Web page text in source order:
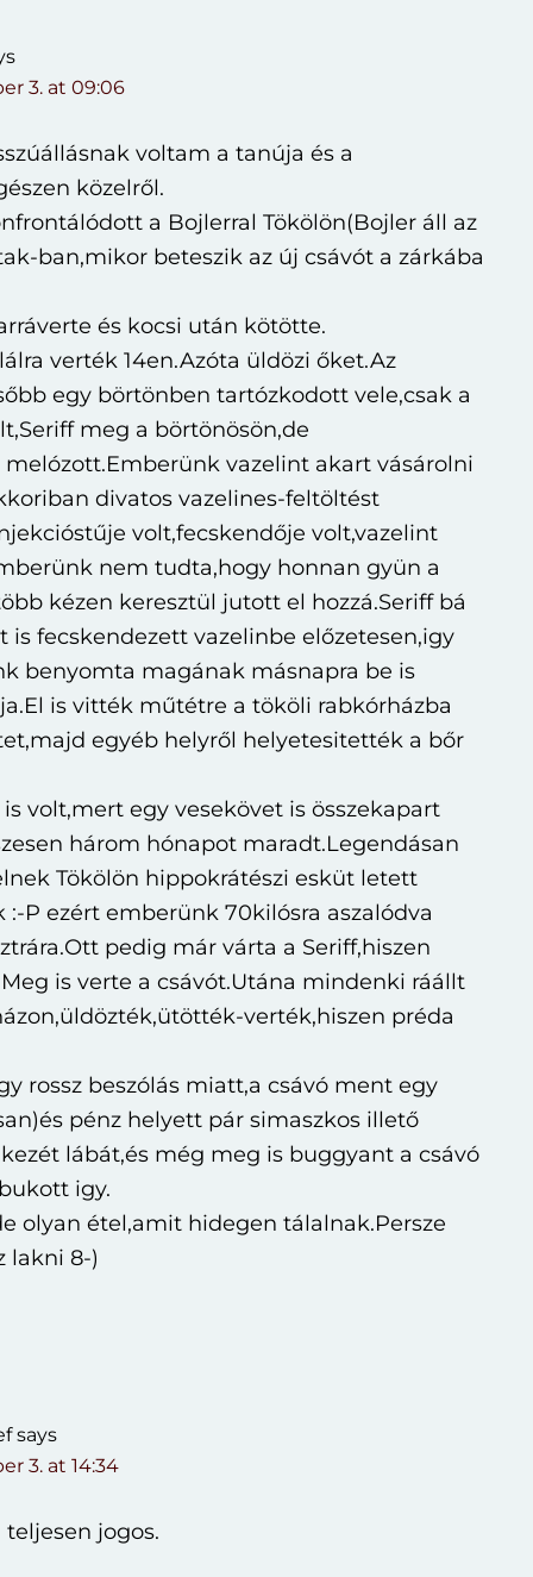
3. at 09:06
voltam a tanúja és a
közelről.
a Bojlerral Tökölön(Bojler áll az
ban,mikor beteszik az új csávót a zárkába
és kocsi után kötötte.
verték 14en.Azóta üldözi őket.Az
egy börtönben tartózkodott vele,csak a
meg a börtönösön,de
vazelint akart vásárolni
divatos vazelines-feltöltést
volt,fecskendője volt,vazelint
nem tudta,hogy honnan gyün a
kézen keresztül jutott el hozzá.Seriff bá
is fecskendezett vazelinbe előzetesen,igy
benyomta magának másnapra be is
is vitték műtétre a tököli rabkórházba
egyéb helyről helyetesitették a bőr
volt,mert egy vesekövet is összekapart
három hónapot maradt.Legendásan
Tökölön hippokrátészi esküt letett
:-P ezért emberünk 70kilósra aszalódva
pedig már várta a Seriff,hiszen
is verte a csávót.Utána mindenki ráállt
verték,hiszen préda
rossz beszólás miatt,a csávó ment egy
pénz helyett pár simaszkos illető
lábát,és még meg is buggyant a csávó
igy.
olyan étel,amit hidegen tálalnak.Persze
lakni 8-)
says
3. at 14:34
jogos.